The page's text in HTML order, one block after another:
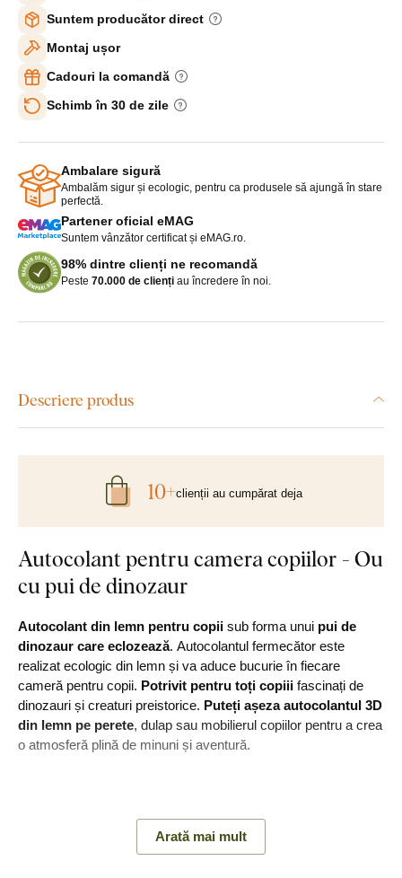
Suntem producător direct
Montaj ușor
Cadouri la comandă
Schimb în 30 de zile
Ambalare sigură
Ambalăm sigur și ecologic, pentru ca produsele să ajungă în stare
perfectă.
Partener oficial eMAG
Suntem vânzător certificat și eMAG.ro.
98% dintre clienți ne recomandă
Peste 70.000 de clienți au încredere în noi.
Descriere produs
Autocolant pentru camera copiilor - Ou
cu pui de dinozaur
Autocolant din lemn pentru copii sub forma unui pui de
dinozaur care eclozează. Autocolantul fermecător este
realizat ecologic din lemn și va aduce bucurie în fiecare
cameră pentru copii. Potrivit pentru toți copiii fascinați de
dinozauri și creaturi preistorice. Puteți așeza autocolantul 3D
din lemn pe perete, dulap sau mobilierul copiilor pentru a crea
o atmosferă plină de minuni și aventură.
Principalele avantaje ale produsului:
O gamă largă de decoruri
Arată mai mult
10+clienții au cumpărat deja